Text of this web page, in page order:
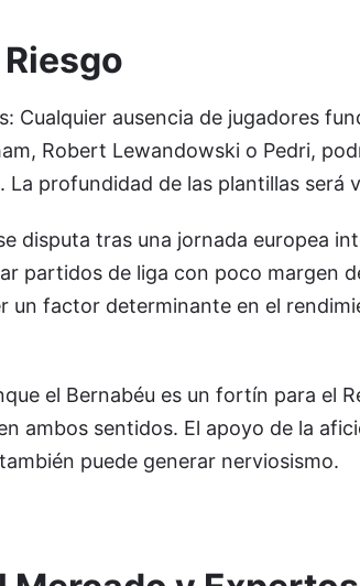
Cualquier ausencia de jugadores
Robert Lewandowski o Pedri,
La profundidad de las plantillas será
disputa tras una jornada europea
partidos de liga con poco margen
un factor determinante en el
el Bernabéu es un fortín para el
ambos sentidos. El apoyo de la
puede generar nerviosismo.